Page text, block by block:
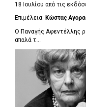
18 Ιουλίου από τις
Επιμέλεια: Κώστας
Ο Παναγής Αφεντέλλης
απαλά τ...